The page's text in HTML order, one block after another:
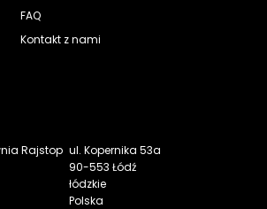
FAQ
Kontakt z nami
Rajstop ul. Kopernika 53a
90-553 Łódź
łódzkie
Polska